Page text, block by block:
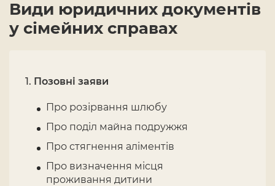
Види юридичних документів
у сімейних справах
Позовні заяви
Про розірвання шлюбу
Про поділ майна подружжя
Про стягнення аліментів
Про визначення місця
проживання дитини